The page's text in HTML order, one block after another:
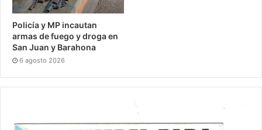
Policía y MP incautan
armas de fuego y droga en
San Juan y Barahona
6 agosto 2026